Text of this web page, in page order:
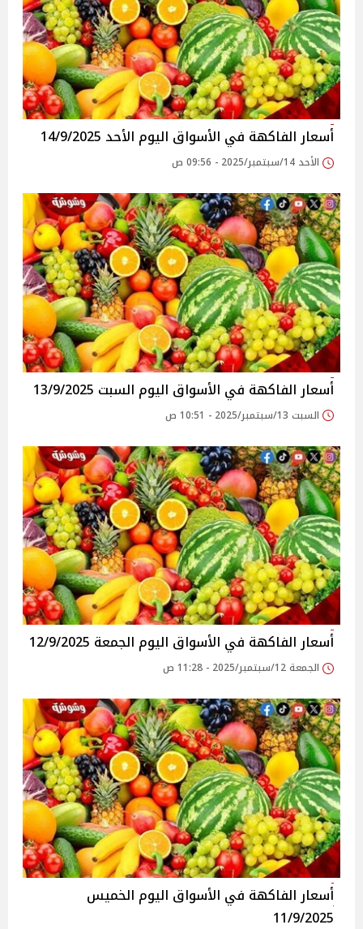
أسعار الفاكهة في الأسواق‎‎ اليوم الأحد 14/9/2025
الأحد 14/سبتمبر/2025 - 09:56 ص
أسعار الفاكهة في الأسواق‎‎ اليوم السبت 13/9/2025
السبت 13/سبتمبر/2025 - 10:51 ص
أسعار الفاكهة في الأسواق‎‎ اليوم الجمعة 12/9/2025
الجمعة 12/سبتمبر/2025 - 11:28 ص
أسعار الفاكهة في الأسواق‎‎ اليوم الخميس
11/9/2025